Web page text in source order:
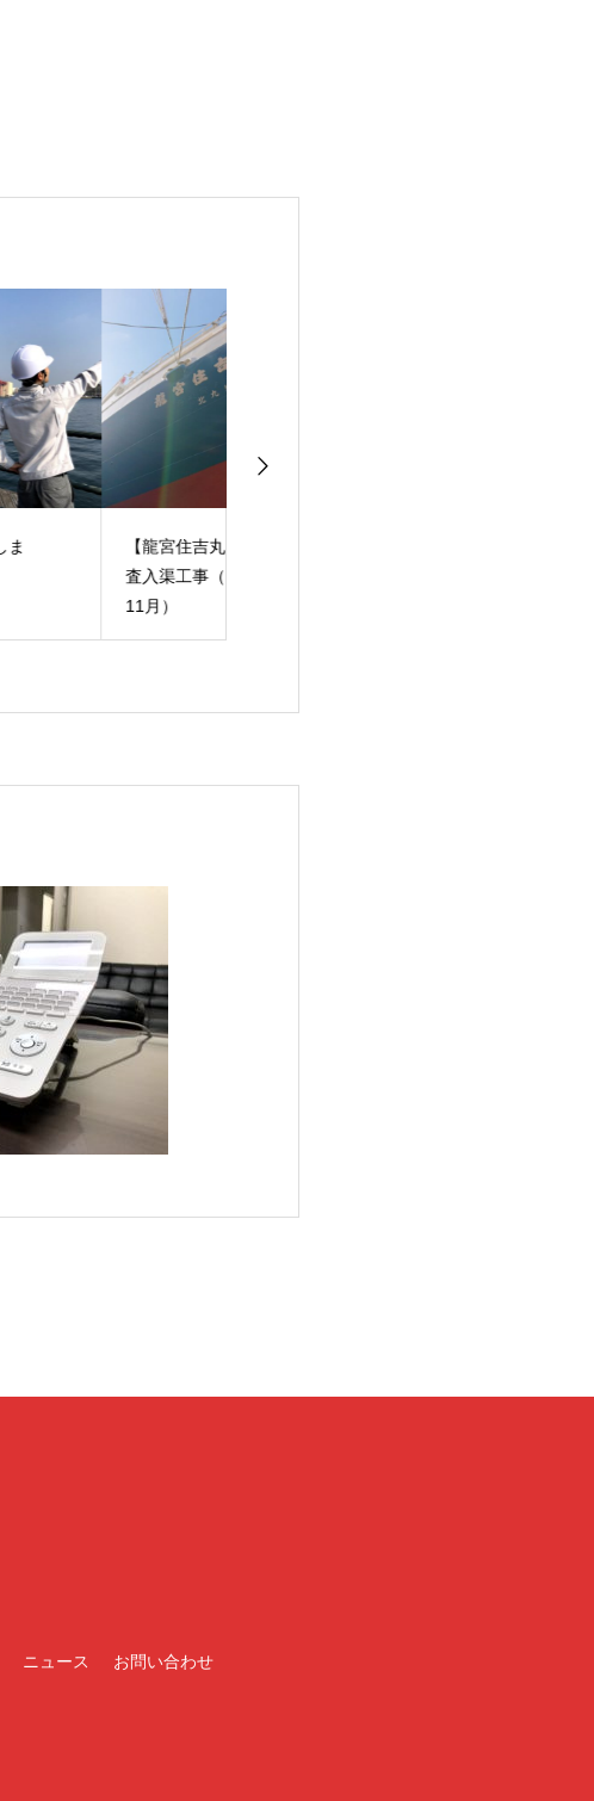
【龍宮住吉丸】中間検
査入渠工事（2021年
ニュース お問い合わせ